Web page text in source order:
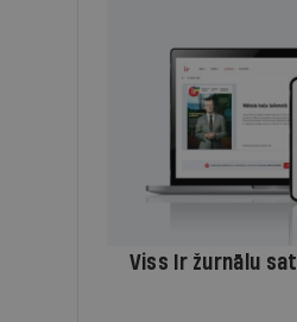
Viss Ir žurnālu